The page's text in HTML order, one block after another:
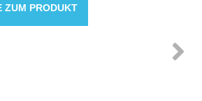
ZUM PRODUKT